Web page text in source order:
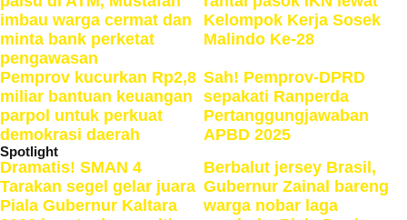
imbau warga cermat dan
minta bank perketat
pengawasan
Kelompok Kerja Sosek
Malindo Ke-28
Pemprov kucurkan Rp2,8
miliar bantuan keuangan
parpol untuk perkuat
demokrasi daerah
Sah! Pemprov-DPRD
sepakati Ranperda
Pertanggungjawaban
APBD 2025
Spotlight
Dramatis! SMAN 4
Tarakan segel gelar juara
Piala Gubernur Kaltara
Berbalut jersey Brasil,
Gubernur Zainal bareng
warga nobar laga